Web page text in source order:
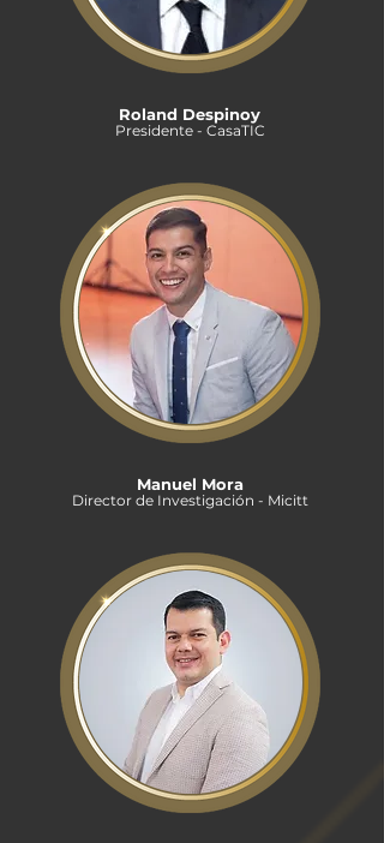
Roland Despinoy
Presidente - CasaTIC
Manuel Mora
Director de Investigación - Micitt